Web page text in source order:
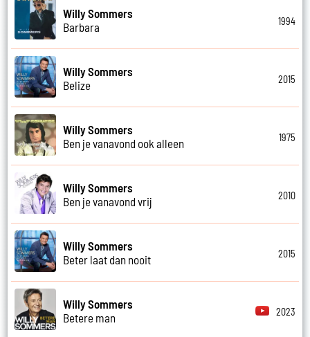
Willy Sommers
Barbara
1994
Willy Sommers
Belize
2015
Willy Sommers
Ben je vanavond ook alleen
1975
Willy Sommers
Ben je vanavond vrij
2010
Willy Sommers
Beter laat dan nooit
2015
Willy Sommers
Betere man
2023